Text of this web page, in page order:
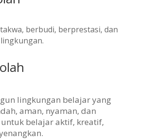
berbudi, berprestasi, dan
lingkungan belajar yang
aman, nyaman, dan
belajar aktif, kreatif,